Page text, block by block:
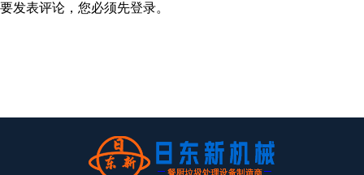
要发表评论，您必须先登录。